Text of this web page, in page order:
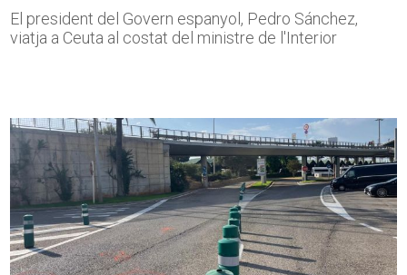
El president del Govern espanyol, Pedro Sánchez,
viatja a Ceuta al costat del ministre de l'Interior